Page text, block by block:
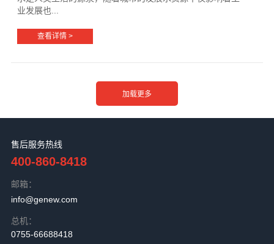
业发展也...
查看详情 >
售后服务热线
400-860-8418
邮箱：
info@genew.com
总机：
0755-66688418